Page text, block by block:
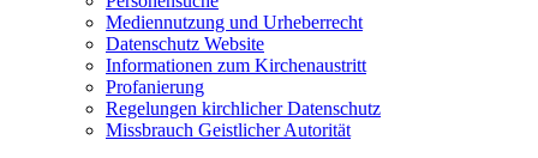
Mediennutzung und Urheberrecht
Datenschutz Website
Informationen zum Kirchenaustritt
Profanierung
Regelungen kirchlicher Datenschutz
Missbrauch Geistlicher Autorität